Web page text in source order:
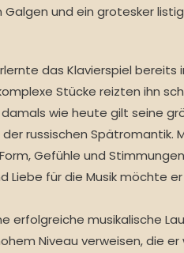
Galgen und ein grotesker
das Klavierspiel bereits
Stücke reizten ihn
wie heute gilt seine
russischen Spätromantik.
Gefühle und
Liebe für die Musik möchte
erfolgreiche musikalische
Niveau verweisen, die er